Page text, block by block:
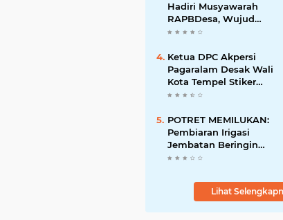
Hadiri Musyawarah
RAPBDesa, Wujud
Peran Polri Kawal
Kamtibmas Desa
Sindangkasih
Ketua DPC Akpersi
Pagaralam Desak Wali
Kota Tempel Stiker
‘Milik Pemerintah’ di
Penyalahgunaan Aset!
POTRET MEMILUKAN:
Pembiaran Irigasi
Jembatan Beringin
Pagar Alam Berujung
Lihat